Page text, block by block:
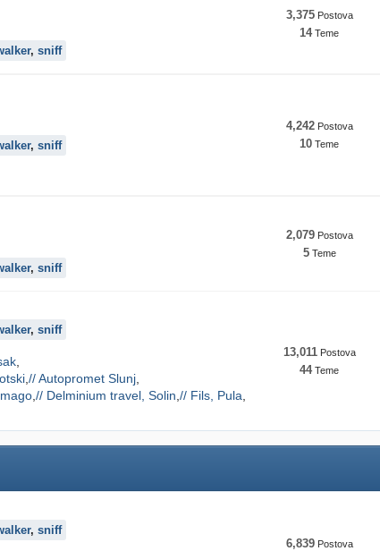
, sniff
3,375Postova
14Teme
, sniff
4,242Postova
10 Teme
, sniff
2,079Postova
5Teme
, sniff
// Autopromet Slunj
// Delminium travel, Solin // Fils, Pula
13,011Postova
44Teme
, sniff
6,839Postova